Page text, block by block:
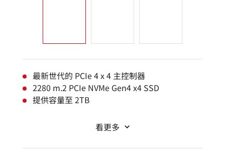
最新世代的 PCIe 4 x 4 主控制器
2280 m.2 PCIe NVMe Gen4 x4 SSD
提供容量至 2TB
看更多